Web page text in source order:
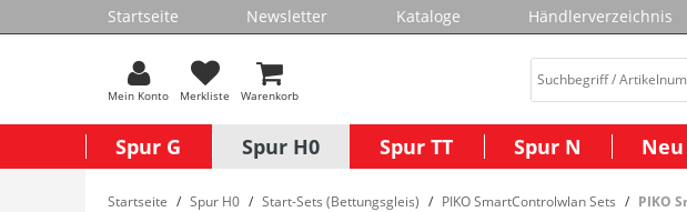
Startseite Newsletter Kataloge Händlerverzeichnis
Mein Konto Merkliste Warenkorb
Spur G Spur H0 Spur TT Spur N Neu
Startseite Spur H0 Start-Sets (Bettungsgleis) PIKO SmartControlwlan Sets PIKO